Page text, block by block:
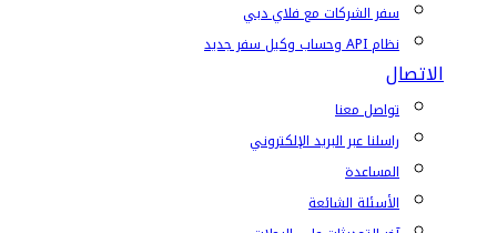
سفر الشركات مع فلاي دبي
نظام API وحساب وكيل سفر جديد
الاتصال
تواصل معنا
راسلنا عبر البريد الإلكتروني
المساعدة
الأسئلة الشائعة